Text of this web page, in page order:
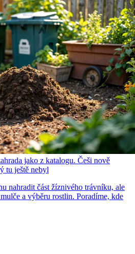
jako z katalogu. Češi nově
tu ještě nebyl
nahradit část žíznivého trávníku, ale
a výběru rostlin. Poradíme, kde